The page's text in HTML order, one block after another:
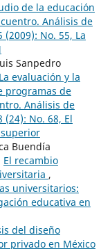
de la educación
Análisis de
No. 55, La
Sanpedro
evaluación y la
programas de
Análisis de
No. 68, El
Buendía
El recambio
,
universitarios:
educativa en
del diseño
privado en México